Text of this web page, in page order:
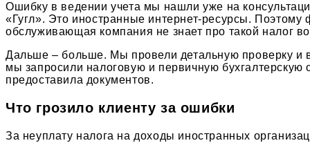
Ошибку в ведении учета мы нашли уже на
«Гугл». Это иностранные интернет-ресурсы.
обслуживающая компания не знает про такой налог
Дальше – больше. Мы провели детальную проверку и
мы запросили налоговую и первичную
предоставила документов.
Что грозило клиенту за ошибки
За неуплату налога на доходы иностранных